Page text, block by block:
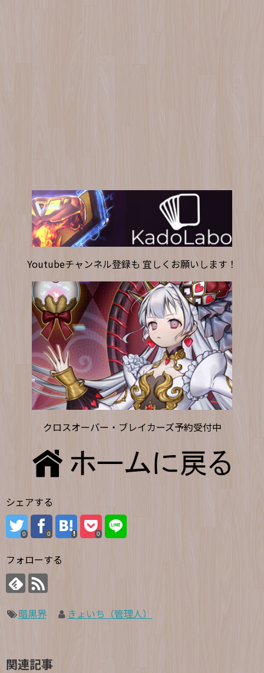
Youtubeチャンネル登録も 宜しくお願いします！
クロスオーバー・ブレイカーズ予約受付中
シェアする
0 0 0
フォローする
暗黒界 きょいち（管理人）
関連記事